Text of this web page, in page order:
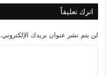
اترك تعليقاً
لن يتم نشر عنوان بريدك الإلكتروني.